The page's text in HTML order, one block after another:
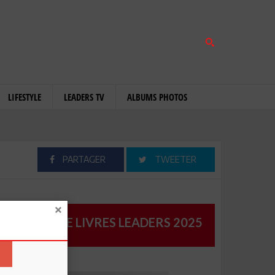
LIFESTYLE LEADERS TV ALBUMS PHOTOS
PARTAGER TWEETER
CATALOGUE LIVRES LEADERS 2025